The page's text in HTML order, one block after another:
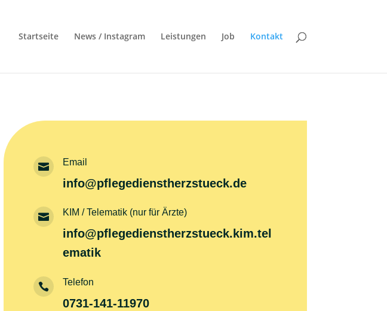
Startseite News / Instagram Leistungen Job Kontakt
 Email
info@pflegedienstherzstueck.de
 KIM / Telematik (nur für Ärzte)
info@pflegedienstherzstueck.kim.tel
ematik
 Telefon
0731-141-11970